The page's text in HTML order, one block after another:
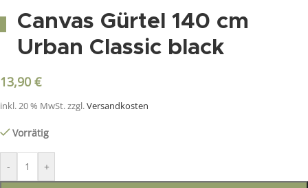
Canvas Gürtel 140 cm
Urban Classic black
13,90 €
inkl. 20 % MwSt.zzgl.Versandkosten
Vorrätig
- +